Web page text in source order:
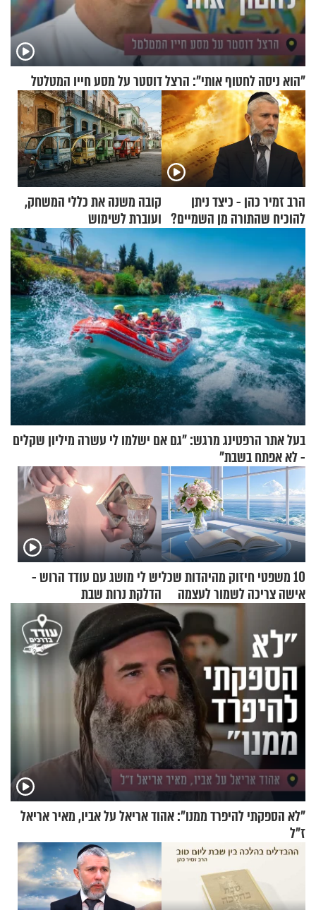
"הוא ניסה לחטוף אותי": הרצל דוסטר על מסע חייו המטלטל
הרב זמיר כהן - כיצד ניתן
להוכיח שהתורה מן השמיים?
קובה משנה את כללי המשחק,
ועוברת לשימוש
בתלת־אופנועים סולאריים
בעל אתר הרפטינג מרגש: "גם אם ישלמו לי עשרה מיליון שקלים
- לא אפתח בשבת"
10 משפטי חיזוק מהיהדות שכל
אישה צריכה לשמור לעצמה
יש לי מושג עם עודד הרוש -
הדלקת נרות שבת
"לא הספקתי להיפרד ממנו": אהוד אריאל על אביו, מאיר אריאל
ז"ל